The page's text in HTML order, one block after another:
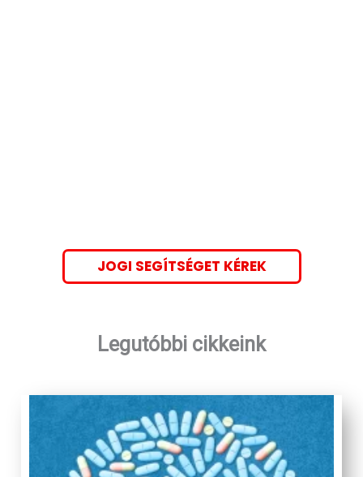
JOGI SEGÍTSÉGET KÉREK
Legutóbbi cikkeink